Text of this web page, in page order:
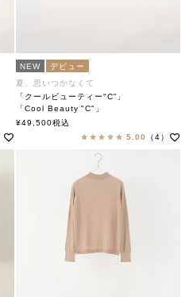
NEW
デビュー
夏、思いつかなくて
「クールビューティー"C"」
「Cool Beauty "C"」
soutiencollar（ステンカラー）
¥49,500税込
5.00
（4）